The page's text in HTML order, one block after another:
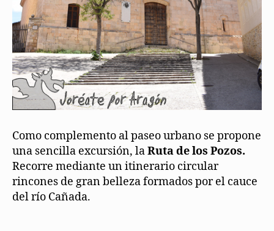
Como complemento al paseo urbano se propone
una sencilla excursión, laRuta de los Pozos.
Recorre mediante un itinerario circular
rincones de gran belleza formados por el cauce
del río Cañada.